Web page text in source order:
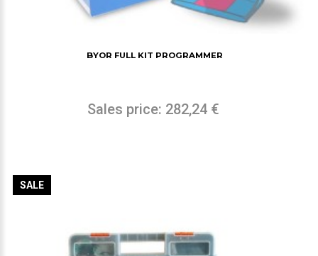
BYOR FULL KIT PROGRAMMER
Sales price: 282,24 €
SALE